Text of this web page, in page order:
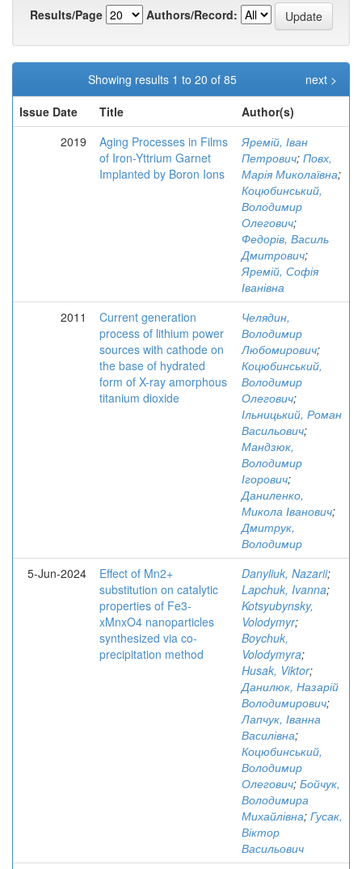
Results/Page
Authors/Record:
Showing results 1 to 20 of 85
next >
Issue Date
Title
Author(s)
2019
Aging Processes in Films
of Iron-Yttrium Garnet
Implanted by Boron Ions
Яремій, Іван
Петрович; Повх,
Марія Миколаївна;
Коцюбинський,
Володимир
Олегович;
Федорів, Василь
Дмитрович;
Яремій, Софія
Іванівна
2011
Current generation
process of lithium power
sources with cathode on
the base of hydrated
form of X-ray amorphous
titanium dioxide
Челядин,
Володимир
Любомирович;
Коцюбинський,
Володимир
Олегович;
Ільницький, Роман
Васильович;
Мандзюк,
Володимир
Ігорович;
Даниленко,
Микола Іванович;
Дмитрук,
Володимир
5-Jun-2024
Effect of Mn2+
substitution on catalytic
properties of Fe3-
xMnxO4 nanoparticles
synthesized via co-
precipitation method
Danyliuk, Nazarii;
Lapchuk, Ivanna;
Kotsyubynsky,
Volodymyr;
Boychuk,
Volodymyra;
Husak, Viktor;
Данилюк, Назарій
Володимирович;
Лапчук, Іванна
Василівна;
Коцюбинський,
Володимир
Олегович; Бойчук,
Володимира
Михайлівна; Гусак,
Віктор
Васильович